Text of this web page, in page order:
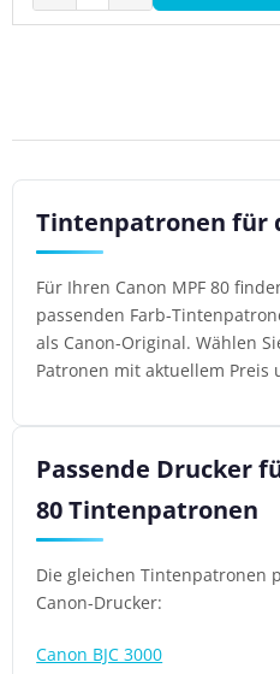
Tintenpatronen für
Für Ihren Canon MPF 80
passenden Farb-
als Canon-Original. Wählen
Patronen mit aktuellem Preis
Passende Drucker
80 Tintenpatronen
Die gleichen Tintenpatronen
Canon-Drucker:
Canon BJC 3000